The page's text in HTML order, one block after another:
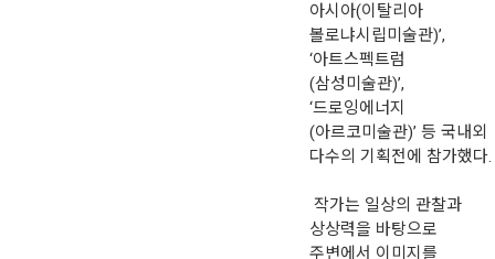
아시아(이탈리아
볼로냐시립미술관)’,
‘아트스펙트럼
(삼성미술관)’,
‘드로잉에너지
(아르코미술관)’ 등 국내외
다수의 기획전에 참가했다.
작가는 일상의 관찰과
상상력을 바탕으로
주변에서 이미지를